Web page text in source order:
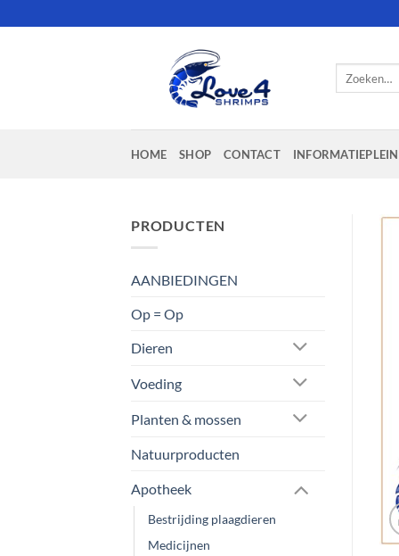
naar
HOME SHOP CONTACT INFORMATIEPLEIN
PRODUCTEN
AANBIEDINGEN
Op = Op
Dieren
Voeding
Planten & mossen
Natuurproducten
Apotheek
Bestrijding plaagdieren
Medicijnen